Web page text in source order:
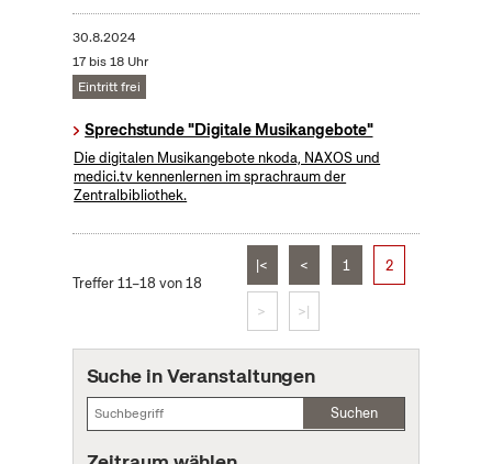
30.8.2024
17 bis 18 Uhr
Eintritt frei
Sprechstunde "Digitale Musikangebote"
Die digitalen Musikangebote nkoda, NAXOS und
medici.tv kennenlernen im sprachraum der
Zentralbibliothek.
Treffer 11–18 von 18
|< < 1 2
> >|
Suche in Veranstaltungen
Suchen